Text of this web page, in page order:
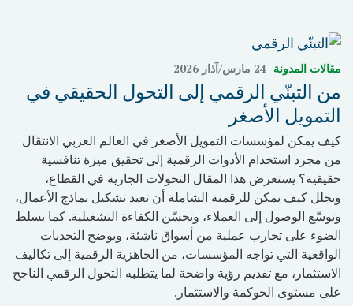
مقالات المدونة 24 مارس/آذار 2026
من التبنّي الرقمي إلى التحول الحقيقي في
التمويل الأصغر
كيف يمكن لمؤسسات التمويل الأصغر في العالم العربي الانتقال
من مجرد استخدام الأدوات الرقمية إلى تحقيق ميزة تنافسية
حقيقية؟ يستعرض هذا المقال التحولات الجارية في القطاع،
ويحلل كيف يمكن للرقمنة الشاملة أن تعيد تشكيل نماذج الأعمال،
وتوسّع الوصول إلى العملاء، وتحسّن الكفاءة التشغيلية. كما يسلط
الضوء على تجارب عملية من أسواق ناشئة، ويوضح التحديات
الواقعية التي تواجه المؤسسات، من الجاهزية الرقمية إلى تكاليف
الاستثمار، مع تقديم رؤية واضحة لما يتطلبه التحول الرقمي الناجح
على مستوى الحوكمة والاستثمار.